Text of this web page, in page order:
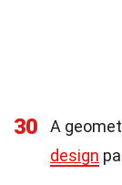
30
A
design